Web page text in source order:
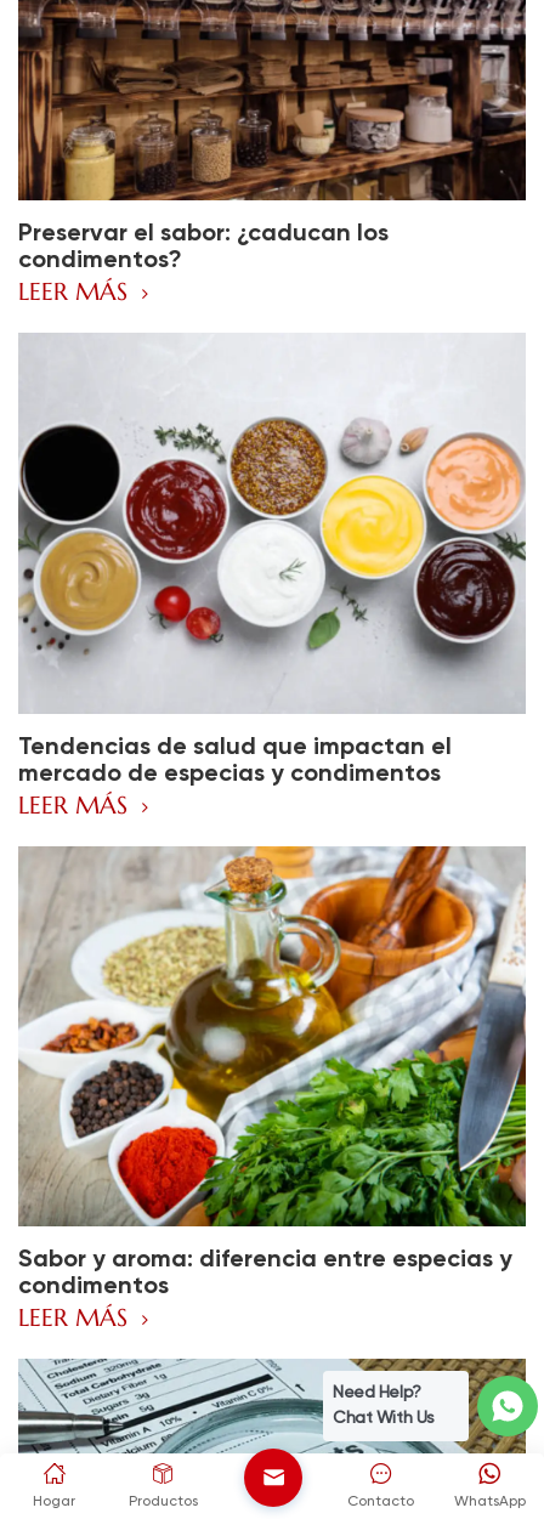
Preservar el sabor: ¿caducan los
condimentos?
LEER MÁS
Tendencias de salud que impactan el
mercado de especias y condimentos
LEER MÁS
Sabor y aroma: diferencia entre especias y
condimentos
LEER MÁS
Hogar Productos WhatsApp
Contacto
Need Help?
Chat With Us